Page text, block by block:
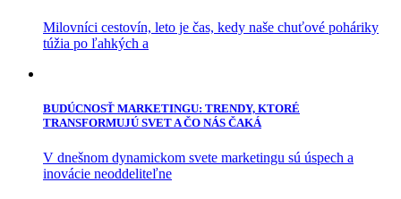
Milovníci cestovín, leto je čas, kedy naše chuťové poháriky
túžia po ľahkých a
BUDÚCNOSŤ MARKETINGU: TRENDY, KTORÉ
TRANSFORMUJÚ SVET A ČO NÁS ČAKÁ
V dnešnom dynamickom svete marketingu sú úspech a
inovácie neoddeliteľne